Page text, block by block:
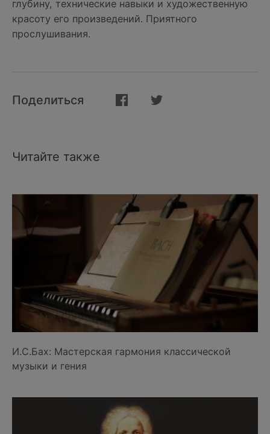
глубину, технические навыки и художественную
красоту его произведений. Приятного
прослушивания.
Поделиться
Читайте также
И.С.Бах: Мастерская гармония классической
музыки и гения